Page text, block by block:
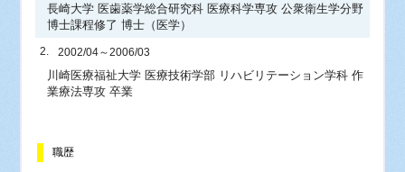
長崎大学 医歯薬学総合研究科 医療科学専攻 公衆衛生学分野
博士課程修了 博士（医学）
2. 2002/04～2006/03
川崎医療福祉大学 医療技術学部 リハビリテーション学科 作
業療法専攻 卒業
職歴